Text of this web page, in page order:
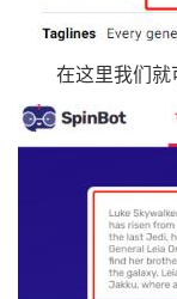
在这里我们就